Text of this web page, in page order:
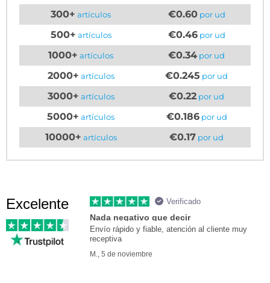
300+ artículos €0.60por ud
500+ artículos €0.46por ud
1000+ artículos €0.34 por ud
2000+ artículos €0.245 por ud
3000+ artículos €0.22 por ud
5000+ artículos €0.186por ud
10000+ artículos €0.17 por ud
Excelente Verificado
Nada negativo que decir
Envío rápido y fiable, atención al cliente muy
receptiva
M., 5 de noviembre